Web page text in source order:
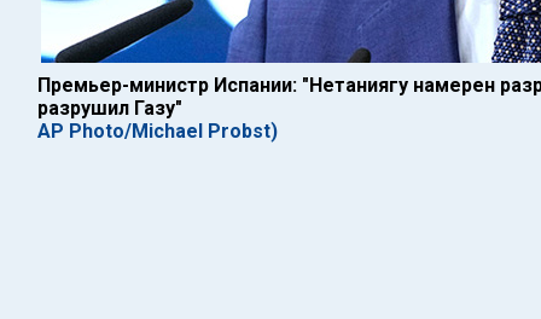
Премьер-министр Испании: "Нетаниягу намерен
разрушил Газу"
AP Photo/Michael Probst)